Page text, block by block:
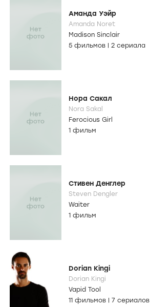
Аманда Уэйр
Amanda Noret
Madison Sinclair
5 фильмов
2 сериала
Нора Сакал
Nora Sakal
Ferocious Girl
1 фильм
Стивен Денглер
Steven Dengler
Waiter
1 фильм
Dorian Kingi
Dorian Kingi
Vapid Tool
11 фильмов
7 сериалов